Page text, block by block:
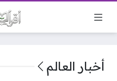
أخبار العالم